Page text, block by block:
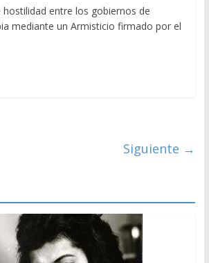
hostilidad entre los gobiernos de
mediante un Armisticio firmado por el
Siguiente →